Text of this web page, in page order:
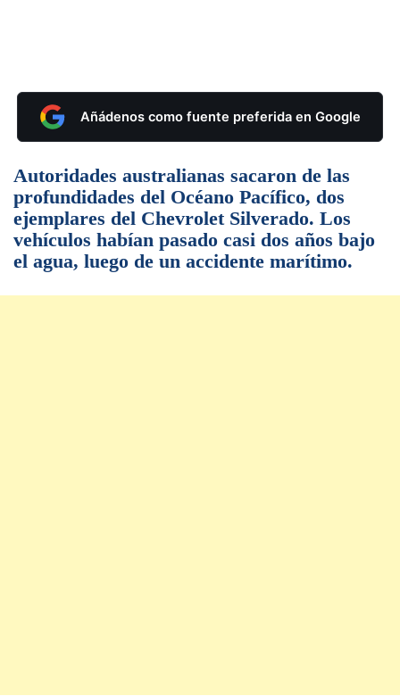
Añádenos como fuente preferida en Google
Autoridades australianas sacaron de las
profundidades del Océano Pacífico, dos
ejemplares del Chevrolet Silverado. Los
vehículos habían pasado casi dos años bajo
el agua, luego de un accidente marítimo.